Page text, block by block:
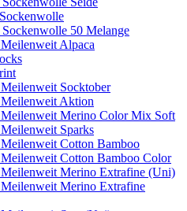
50 Melange
Alpaca
Socktober
Aktion
Meilenweit Merino Color Mix Soft
Sparks
Cotton Bamboo
Cotton Bamboo Color
Meilenweit Merino Extrafine (Uni)
Meilenweit Merino Extrafine